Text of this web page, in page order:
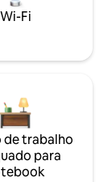
Wi-Fi
de trabalho
para